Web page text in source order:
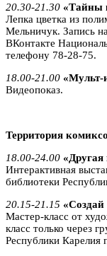
20.30-21.30 «Тайны
Лепка цветка из
Мельничук. Запись
ВКонтакте
телефону 78-28-75.
18.00-21.00 «Мульт-
Видеопоказ.
Территория
18.00-24.00 «Другая
Интерактивная
библиотеки
20.15-21.15 «Создай
Мастер-класс от
класс только через
Республики Карелия